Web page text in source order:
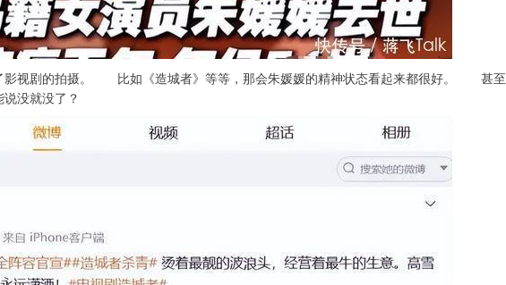
视剧的拍摄。 比如《造城者》等等，那会朱媛媛的精神状态看起来都很好。 甚至
没就没了？